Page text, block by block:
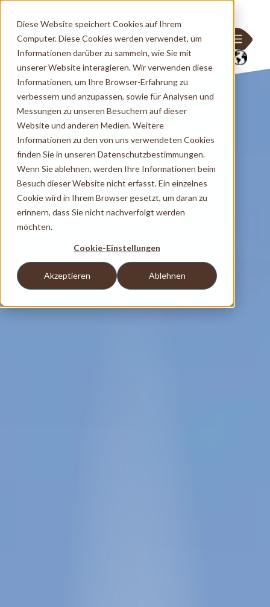
Diese Website speichert Cookies auf Ihrem
Computer. Diese Cookies werden verwendet, um
Informationen darüber zu sammeln, wie Sie mit
unserer Website interagieren. Wir verwenden diese
Informationen, um Ihre Browser-Erfahrung zu
verbessern und anzupassen, sowie für Analysen und
Messungen zu unseren Besuchern auf dieser
Website und anderen Medien. Weitere
Informationen zu den von uns verwendeten Cookies
finden Sie in unseren Datenschutzbestimmungen.
Wenn Sie ablehnen, werden Ihre Informationen beim
Besuch dieser Website nicht erfasst. Ein einzelnes
Cookie wird in Ihrem Browser gesetzt, um daran zu
erinnern, dass Sie nicht nachverfolgt werden
möchten.
Cookie-Einstellungen
Akzeptieren Ablehnen